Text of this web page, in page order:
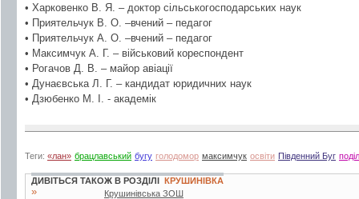
• Харковенко В. Я. – доктор сільськогосподарських наук
• Приятельчук В. О. –вчений – педагог
• Приятельчук А. О. –вчений – педагог
• Максимчук А. Г. – військовий кореспондент
• Рогачов Д. В. – майор авіації
• Дунаєвська Л. Г. – кандидат юридичних наук
• Дзюбенко М. І. - академік
Теги: «лан» брацлавський бугу голодомор максимчук освіти Південний Буг
ДИВІТЬСЯ ТАКОЖ В РОЗДІЛІ КРУШИНІВКА
» Крушинівська ЗОШ